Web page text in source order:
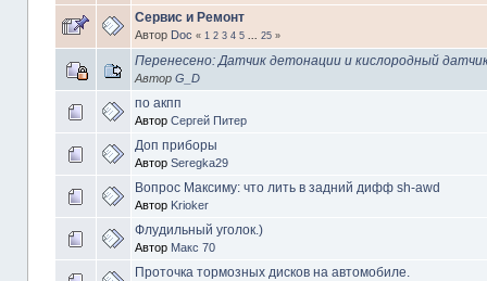
Сервис и Ремонт
Автор Doc « 1 2 3 4 5 25»
Перенесено: Датчик детонации и кислородный
Автор G_D
по акпп
Автор Сергей Питер
Доп приборы
Автор Seregka29
Вопрос Максиму: что лить в задний дифф sh-awd
Автор Krioker
Флудильный уголок.)
Автор Макс 70
Проточка тормозных дисков на автомобиле.